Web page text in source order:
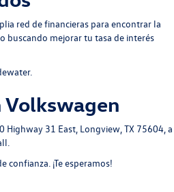
red de financieras para encontrar la
buscando mejorar tu tasa de interés
Volkswagen
Highway 31 East, Longview, TX 75604, a
¡Te esperamos!